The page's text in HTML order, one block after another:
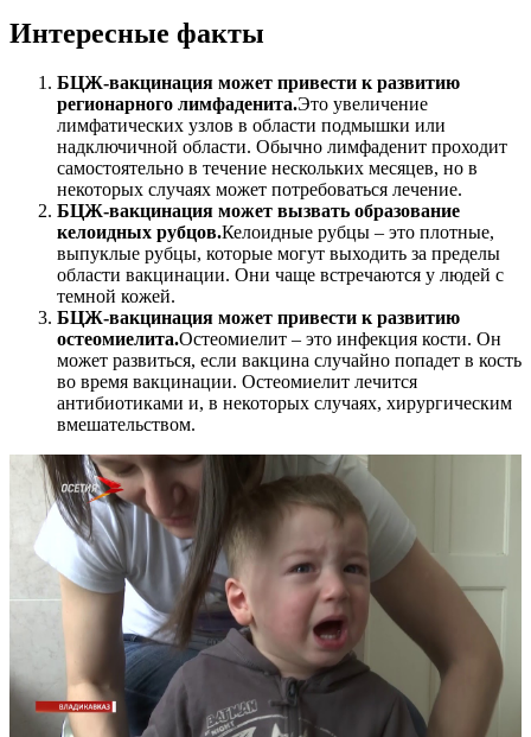
Интересные факты
БЦЖ-вакцинация может привести к развитию
регионарного лимфаденита.Это увеличение
лимфатических узлов в области подмышки или
надключичной области. Обычно лимфаденит проходит
самостоятельно в течение нескольких месяцев, но в
некоторых случаях может потребоваться лечение.
БЦЖ-вакцинация может вызвать образование
келоидных рубцов.Келоидные рубцы – это плотные,
выпуклые рубцы, которые могут выходить за пределы
области вакцинации. Они чаще встречаются у людей с
темной кожей.
БЦЖ-вакцинация может привести к развитию
остеомиелита.Остеомиелит – это инфекция кости. Он
может развиться, если вакцина случайно попадет в кость
во время вакцинации. Остеомиелит лечится
антибиотиками и, в некоторых случаях, хирургическим
вмешательством.